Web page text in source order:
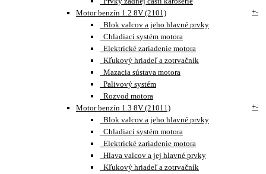
Motor benzín 1.2 8V (2101)
+-
Blok valcov a jeho hlavné prvky
Chladiaci systém motora
Elektrické zariadenie motora
Kľukový hriadeľ a zotrvačník
Mazacia sústava motora
Palivový systém
Rozvod motora
Motor benzín 1.3 8V (21011)
+-
Blok valcov a jeho hlavné prvky
Chladiaci systém motora
Elektrické zariadenie motora
Hlava valcov a jej hlavné prvky
Kľukový hriadeľ a zotrvačník